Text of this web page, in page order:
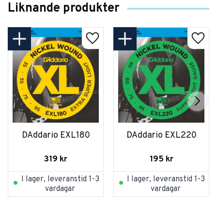
Liknande produkter
DAddario EXL180
319 kr
I lager, leveranstid 1-3
vardagar
DAddario EXL220
195 kr
I lager, leveranstid 1-3
vardagar